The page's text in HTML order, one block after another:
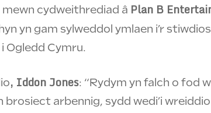
cydweithrediad â Plan B
yn gam sylweddol ymlaen i’r
Ogledd Cymru.
, Iddon Jones: “Rydym yn falch o fod
brosiect arbennig, sydd wedi’i